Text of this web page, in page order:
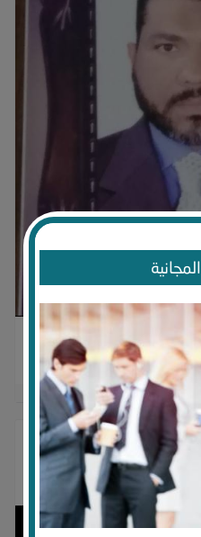
غير صورته الشخصية